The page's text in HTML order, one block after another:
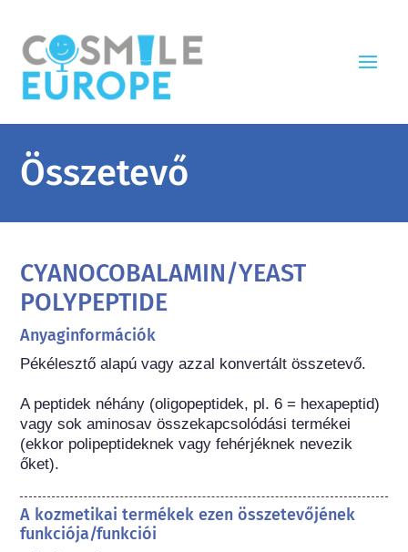
Összetevő
CYANOCOBALAMIN/YEAST
POLYPEPTIDE
Anyaginformációk
Pékélesztő alapú vagy azzal konvertált összetevő.
A peptidek néhány (oligopeptidek, pl. 6 = hexapeptid)
vagy sok aminosav összekapcsolódási termékei
(ekkor polipeptideknek vagy fehérjéknek nevezik
őket).
A kozmetikai termékek ezen összetevőjének
funkciója/funkciói